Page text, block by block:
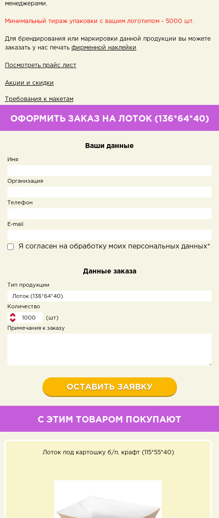
менеджерами.
Минимальный тираж упаковки с вашим логотипом - 5000 шт.
Для брендирования или маркировки данной продукции вы можете
заказать у нас печать фирменной наклейки
Посмотреть прайс лист
Акции и скидки
Требования к макетам
ОФОРМИТЬ ЗАКАЗ НА ЛОТОК (136*64*40)
Ваши данные
Имя
Организация
Телефон
E-mail
Я согласен на обработку моих персональных данных*
Данные заказа
Тип продукции
Количество
(шт)
Примечания к заказу
С ЭТИМ ТОВАРОМ ПОКУПАЮТ
Лоток под картошку б/п, крафт (115*55*40)